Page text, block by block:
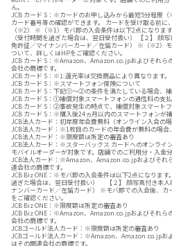
ん。
JCB カード S：※カードのお申し込みから最短5分程度
カード番号等の確認ができます。 カードを受け取る前に
（※2） ※（※1）モバ即の入会条件は以下2点になりま
（受付時間を過ぎた場合は、翌日受付扱い） 【２】 顔
免許証／マイナンバーカード／在留カード） ※（※2）
ついて、詳しくはHPをご確認ください。
JCB カード S：※Amazon、Amazon.co.jpおよびそれら
会社の商標です。
JCB カード S：※1:還元率は交換商品により異なります。
JCB カード S：※スマートフォン保険について
JCB カード S：下記①～②の条件を満たしている場合、補
JCB カード S：①補償対象スマートフォンの通信料の支
JCB カード S：②事故発生の時点で、補償対象スマート
JCB カード S：※購入後24ヵ月以内のスマートフォンが
JCB法人カード：初年度年会費無料（オンライン入会の場
JCB法人カード：※1枚目のカードの年会費が無料の場合
JCB法人カード：※限度額は所定の審査あり
JCB法人カード：※スターバックス カードへのオンライ
モバイルオーダーが対象です。店舗でのご利用分・入金
JCB法人カード：※Amazon、Amazon.co.jpおよびそれ
連会社の商標です。
JCB Biz ONE：※モバ即の入会条件は以下2点になりま
過ぎた場合は、翌日受付扱い） 【２】 顔写真付き本人
ナンバーカード／在留カード） ※モバ即での入会後、カ
をご確認ください。
JCB Biz ONE：※限度額は所定の審査あり
JCB Biz ONE：※Amazon、Amazon.co.jpおよびそれら
会社の商標です。
JCBゴールド法人カード：※限度額は所定の審査あり
JCBゴールド法人カード：※Amazon、Amazon.co.jpお
はその関連会社の商標です。